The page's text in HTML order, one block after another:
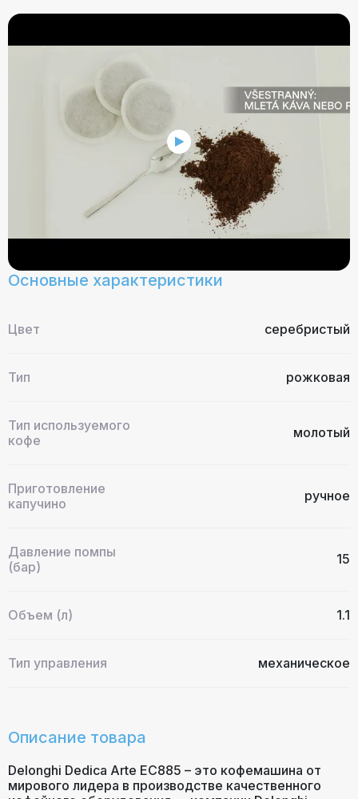
Основные характеристики
Цвет серебристый
Тип рожковая
Тип используемого
кофе
молотый
Приготовление
капучино
ручное
Давление помпы
(бар)
15
Объем (л) 1.1
Тип управления механическое
Описание товара
Delonghi Dedica Arte EC885 – это кофемашина от
мирового лидера в производстве качественного